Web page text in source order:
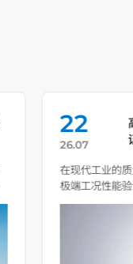
22
26.07
在现代工业的
极端工况性能
了高端制造 […]